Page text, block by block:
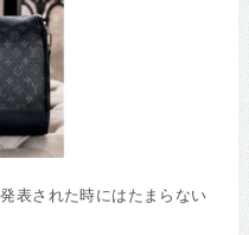
表された時にはたまらない